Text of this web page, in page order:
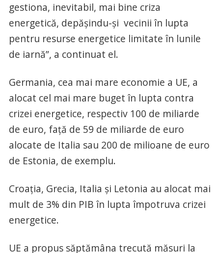
gestiona, inevitabil, mai bine criza
energetică, depăşindu-şi vecinii în lupta
pentru resurse energetice limitate în lunile
de iarnă”, a continuat el.
Germania, cea mai mare economie a UE, a
alocat cel mai mare buget în lupta contra
crizei energetice, respectiv 100 de miliarde
de euro, faţă de 59 de miliarde de euro
alocate de Italia sau 200 de milioane de euro
de Estonia, de exemplu.
Croaţia, Grecia, Italia şi Letonia au alocat mai
mult de 3% din PIB în lupta împotruva crizei
energetice.
UE a propus săptămâna trecută măsuri la